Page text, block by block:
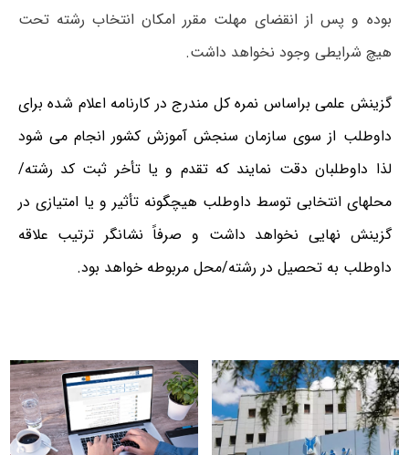
بوده و پس از انقضای مهلت مقرر امکان انتخاب رشته تحت
هیچ شرایطی وجود نخواهد داشت.
گزینش علمی براساس نمره کل مندرج در کارنامه اعلام شده برای
داوطلب از سوی سازمان سنجش آموزش کشور انجام می شود
لذا داوطلبان دقت نمایند که تقدم و یا تأخر ثبت کد رشته/
محلهای انتخابی توسط داوطلب هیچگونه تأثیر و یا امتیازی در
گزینش نهایی نخواهد داشت و صرفاً نشانگر ترتیب علاقه
داوطلب به تحصیل در رشته/محل مربوطه خواهد بود.